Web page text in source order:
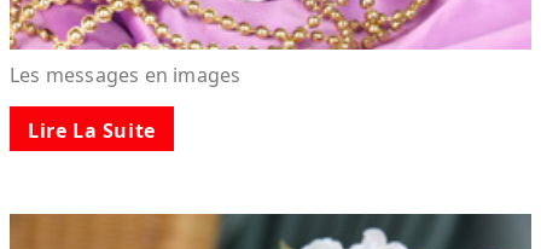
Les messages en images
Lire La Suite